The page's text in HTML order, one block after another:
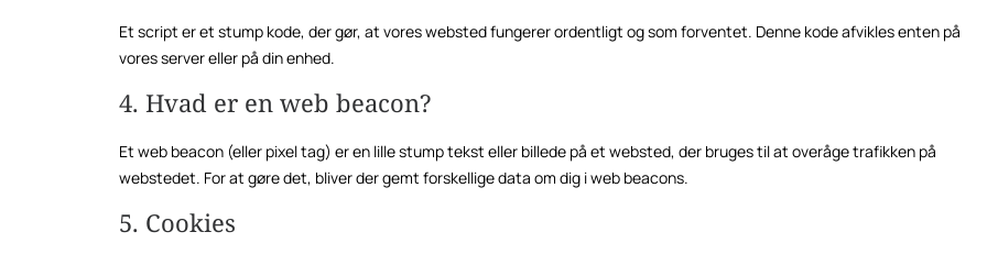
Et script er et stump kode, der gør, at vores websted fungerer ordentligt og som forventet. Denne kode afvikles enten på
vores server eller på din enhed.
4. Hvad er en web beacon?
Et web beacon (eller pixel tag) er en lille stump tekst eller billede på et websted, der bruges til at overåge trafikken på
webstedet. For at gøre det, bliver der gemt forskellige data om dig i web beacons.
5. Cookies